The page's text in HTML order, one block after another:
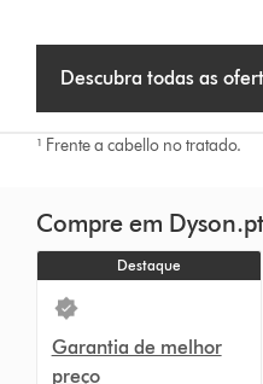
Descubra todas as
¹ Frente a cabello no tratado.
Compre em Dyson.pt
Destaque
Garantia de melhor
preço